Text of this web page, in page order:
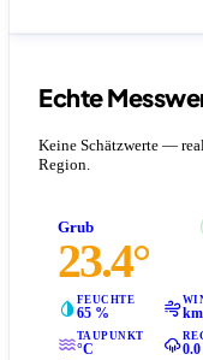
Echte
Keine Schätzwerte —
Region.
Grub
23.4°
FEUCHTE
65 %
TAUPUNKT
°C